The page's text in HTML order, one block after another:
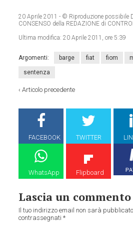
20 Aprile 2011 - © Riproduzione possibile
CONSENSO della REDAZIONE di
Ultima modifica:20 Aprile 2011, ore 5:39
Argomenti: barge fiat fiom
sentenza
‹Articolo precedente
FACEBOOK TWITTER
WhatsApp Flipboard
Lascia un commento
Il tuo indirizzo email non sarà pubblicato.
contrassegnati*